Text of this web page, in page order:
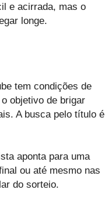
e acirrada, mas o
longe.
tem condições de
objetivo de brigar
A busca pelo título é
aponta para uma
ou até mesmo nas
do sorteio.